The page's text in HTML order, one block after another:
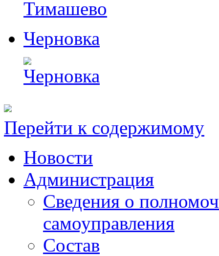
Черновка
Перейти к содержимому
Новости
Администрация
Сведения о
самоуправления
Состав